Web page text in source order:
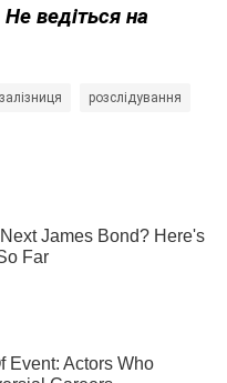
Не ведіться на
залізниця розслідування